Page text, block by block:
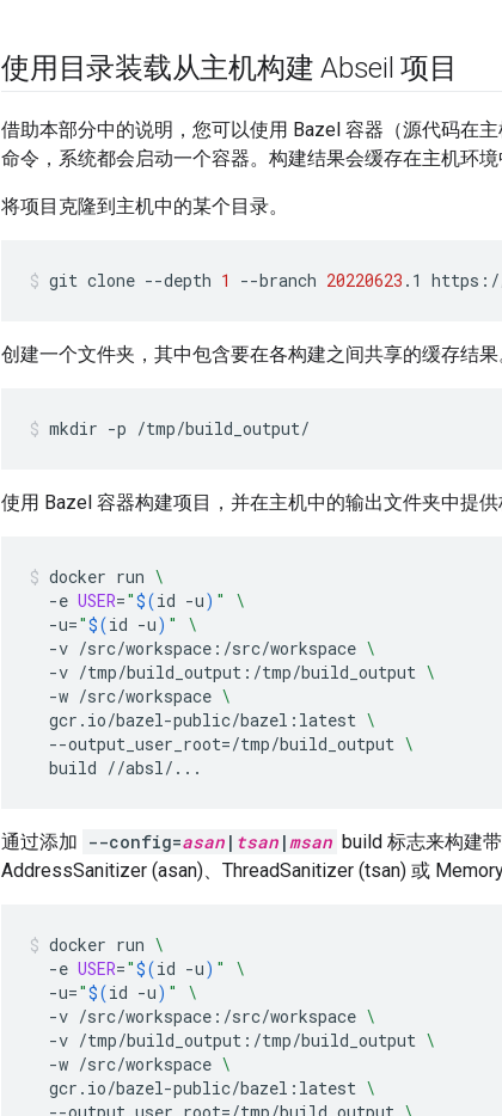
使用目录装载从主机构建 Abseil 项目
借助本部分中的说明，您可以使用 Bazel 容器（源代码在
命令，系统都会启动一个容器。构建结果会缓存在主机环境
将项目克隆到主机中的某个目录。
git clone --depth 1 --branch 20220623 .1
创建一个文件夹，其中包含要在各构建之间共享的缓存结果
mkdir -p /tmp/build_output/
使用 Bazel 容器构建项目，并在主机中的输出文件夹中提供
docker run \
-e USER="$(id -u) "
\
-u="$(id -u) "
\
-v /src/workspace:/src/workspace \
-v /tmp/build_output:/tmp/build_output \
-w /src/workspace \
gcr.io/bazel-public/bazel:latest \
--output_user_root=/tmp/build_output \
build //absl/...
通过添加 --config=asan | tsan |msan build 标志来构建
AddressSanitizer (asan)、ThreadSanitizer (tsan) 或
docker run \
-e USER="$(id -u) "
\
-u="$(id -u) "
\
-v /src/workspace:/src/workspace \
-v /tmp/build_output:/tmp/build_output \
-w /src/workspace \
gcr.io/bazel-public/bazel:latest \